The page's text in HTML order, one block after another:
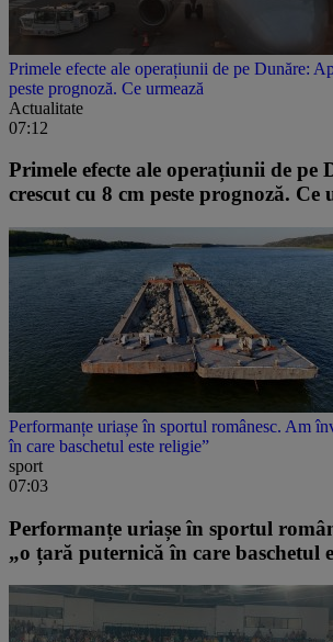
Primele efecte ale operațiunii de pe Dunăre:
peste prognoză. Ce urmează
Actualitate
07:12
Primele efecte ale operațiunii de pe
crescut cu 8 cm peste prognoză. Ce
Performanțe uriașe în sportul românesc. Am
în care baschetul este religie”
sport
07:03
Performanțe uriașe în sportul
„o țară puternică în care baschetul